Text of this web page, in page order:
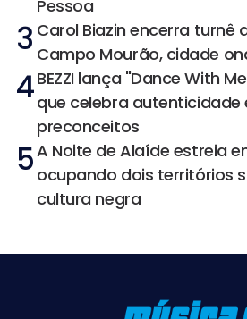
Pessoa
3 Carol Biazin encerra turnê
Campo Mourão, cidade
4BEZZI lança "Dance With
que celebra autenticidade
preconceitos
5A Noite de Alaíde estreia
ocupando dois territórios
cultura negra